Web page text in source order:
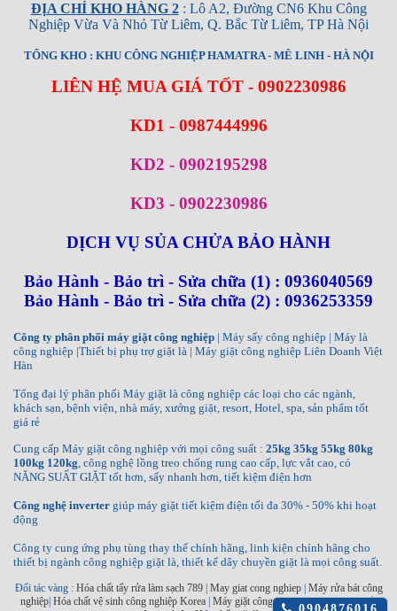
Click
ĐỊA CHỈ KHO HÀNG 2: Lô A2, Đường CN6 Khu Công
Nghiệp Vừa Và Nhỏ Từ Liêm, Q. Bắc Từ Liêm, TP Hà Nội
TỔNG KHO : KHU CÔNG NGHIỆP HAMATRA - MÊ LINH - HÀ NỘI
LIÊN HỆ MUA GIÁ TỐT - 0902230986
KD1 - 0987444996
KD2 - 0902195298
KD3 - 0902230986
DỊCH VỤ SỦA CHỬA BẢO HÀNH
Bảo Hành - Bảo trì - Sửa chữa (1) : 0936040569
Bảo Hành - Bảo trì - Sửa chữa (2) : 0936253359
Công ty phân phối máy giặt công nghiệp | Máy sấy công nghiệp | Máy là
công nghiệp |Thiết bị phụ trợ giặt là | Máy giặt công nghiệp Liên Doanh Việt
Hàn
Tổng đại lý phân phối Máy giặt là công nghiệp các loại cho các ngành,
khách sạn, bệnh viện, nhà máy, xưởng giặt, resort, Hotel, spa, sản phẩm tốt
giá rẻ
Cung cấp Máy giặt công nghiệp với mọi công suất : 25kg 35kg 55kg 80kg
100kg 120kg , công nghệ lồng treo chống rung cao cấp, lực vắt cao, có
NĂNG SUẤT GIẶT tốt hơn, sấy nhanh hơn, tiết kiệm điện hơn
Công nghệ inverter giúp máy giặt tiết kiệm điện tối đa 30% - 50% khi hoạt
động
Công ty cung ứng phụ tùng thay thế chính hãng, linh kiện chính hãng cho
thiết bị ngành công nghiệp giặt là, thiết kế dây chuyền giặt là mọi công suất.
Đối tác vàng : Hóa chất tẩy rửa làm sạch 789| May giat cong nghiep| Máy rửa bát công
nghiệp| Hóa chất vệ sinh công nghiệp Korea| Máy giặt công nghiệp INKO|Máy sấy